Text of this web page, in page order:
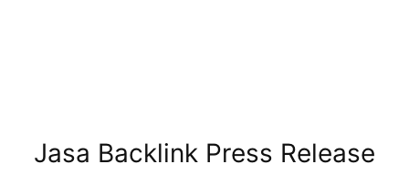
Jasa Backlink Press Release